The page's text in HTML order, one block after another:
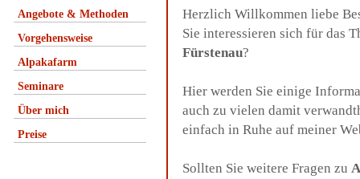
Angebote & Methoden
Vorgehensweise
Alpakafarm
Seminare
Über mich
Preise
Herzlich Willkommen liebe
Sie interessieren sich für das
Fürstenau?
Hier werden Sie einige
auch zu vielen damit
einfach in Ruhe auf meiner
Sollten Sie weitere Fragen zu